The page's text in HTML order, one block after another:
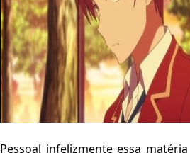
Pessoal infelizmente essa